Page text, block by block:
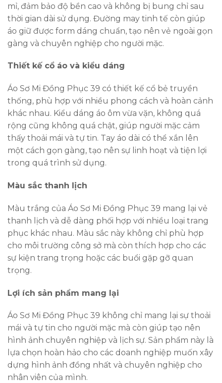
mỉ, đảm bảo độ bền cao và không bị bung chỉ sau
thời gian dài sử dụng. Đường may tinh tế còn giúp
áo giữ được form dáng chuẩn, tạo nên vẻ ngoài gọn
gàng và chuyên nghiệp cho người mặc.
Thiết kế cổ áo và kiểu dáng
Áo Sơ Mi Đồng Phục 39 có thiết kế cổ bẻ truyền
thống, phù hợp với nhiều phong cách và hoàn cảnh
khác nhau. Kiểu dáng áo ôm vừa vặn, không quá
rộng cũng không quá chật, giúp người mặc cảm
thấy thoải mái và tự tin. Tay áo dài có thể xắn lên
một cách gọn gàng, tạo nên sự linh hoạt và tiện lợi
trong quá trình sử dụng.
Màu sắc thanh lịch
Màu trắng của Áo Sơ Mi Đồng Phục 39 mang lại vẻ
thanh lịch và dễ dàng phối hợp với nhiều loại trang
phục khác nhau. Màu sắc này không chỉ phù hợp
cho môi trường công sở mà còn thích hợp cho các
sự kiện trang trọng hoặc các buổi gặp gỡ quan
trọng.
Lợi ích sản phẩm mang lại
Áo Sơ Mi Đồng Phục 39 không chỉ mang lại sự thoải
mái và tự tin cho người mặc mà còn giúp tạo nên
hình ảnh chuyên nghiệp và lịch sự. Sản phẩm này là
lựa chọn hoàn hảo cho các doanh nghiệp muốn xây
dựng hình ảnh đồng nhất và chuyên nghiệp cho
nhân viên của mình.